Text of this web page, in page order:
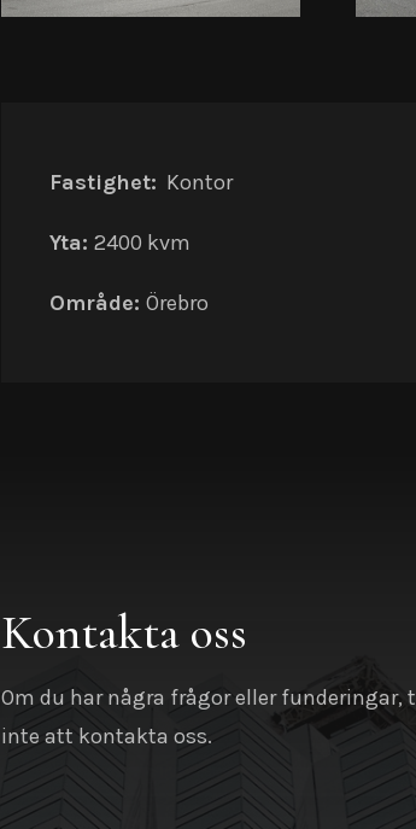
Fastighet: Kontor
Yta:2400 kvm
Område:Örebro
Kontakta oss
Om du har några frågor eller funderingar,
inte att kontakta oss.